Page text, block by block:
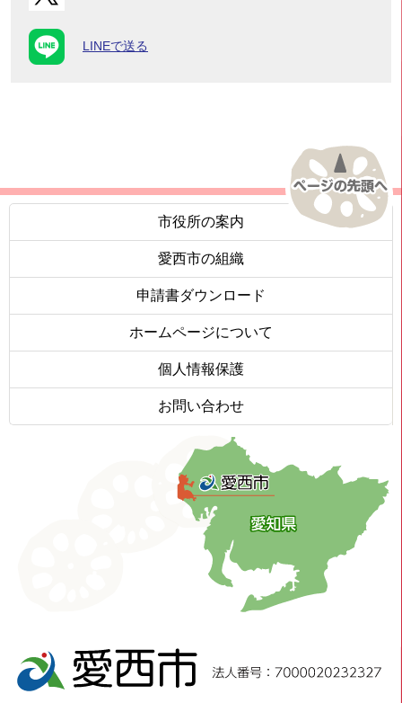
LINEで送る
市役所の案内
愛西市の組織
申請書ダウンロード
ホームページについて
個人情報保護
お問い合わせ